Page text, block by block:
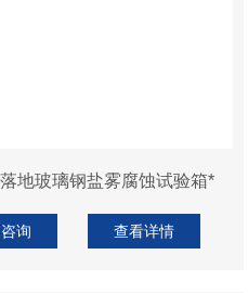
地玻璃钢盐雾腐蚀试验箱*
询 查看详情